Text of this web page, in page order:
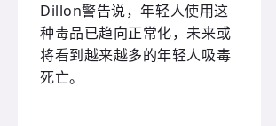
Dillon警告说，年轻人使用这
种毒品已趋向正常化，未来或
将看到越来越多的年轻人吸毒
死亡。